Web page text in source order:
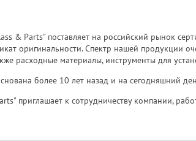
& Parts" поставляет на российский рынок
оригинальности. Спектр нашей продукции
расходные материалы, инструменты для
более 10 лет назад и на сегодняшний
приглашает к сотрудничеству компании,